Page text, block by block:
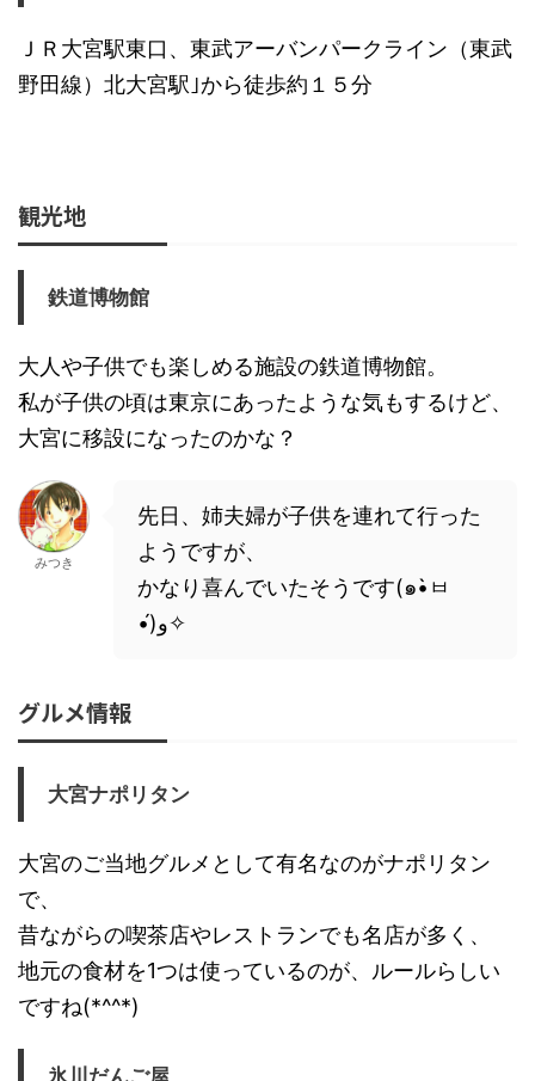
ＪＲ大宮駅東口、東武アーバンパークライン（東武
野田線）北大宮駅｣から徒歩約１５分
観光地
鉄道博物館
大人や子供でも楽しめる施設の鉄道博物館。
私が子供の頃は東京にあったような気もするけど、
大宮に移設になったのかな？
みつき
先日、姉夫婦が子供を連れて行った
ようですが、
かなり喜んでいたそうです(๑•̀ㅂ
•́)و✧
グルメ情報
大宮ナポリタン
大宮のご当地グルメとして有名なのがナポリタン
で、
昔ながらの喫茶店やレストランでも名店が多く、
地元の食材を1つは使っているのが、ルールらしい
ですね(*^^*)
氷川だんご屋